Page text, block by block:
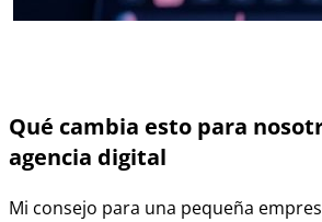
Qué cambia esto para
agencia digital
Mi consejo para una pequeña